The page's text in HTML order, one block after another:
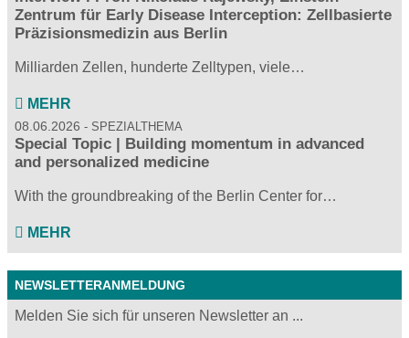
Zentrum für Early Disease Interception: Zellbasierte
Präzisionsmedizin aus Berlin
Milliarden Zellen, hunderte Zelltypen, viele…
MEHR
08.06.2026 SPEZIALTHEMA
Special Topic | Building momentum in advanced
and personalized medicine
With the groundbreaking of the Berlin Center for…
MEHR
NEWSLETTERANMELDUNG
Melden Sie sich für unseren Newsletter an ...